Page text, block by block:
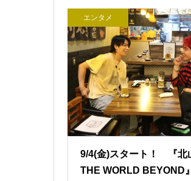
エンタメ
9/4(金)スタート！ 『北
THE WORLD